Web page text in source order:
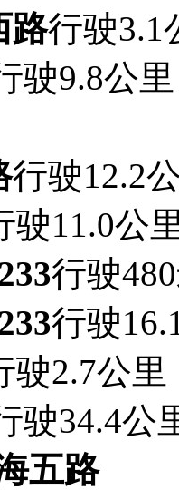
路行驶3.1
驶9.8公
行驶12.2
驶11.0公
行驶
行驶
驶2.7公里
驶34.4公
五路